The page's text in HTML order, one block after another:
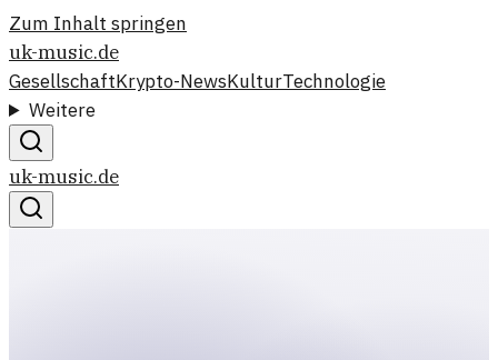
Zum Inhalt springen
uk-music.de
GesellschaftKrypto-NewsKulturTechnologie
Weitere
uk-music.de